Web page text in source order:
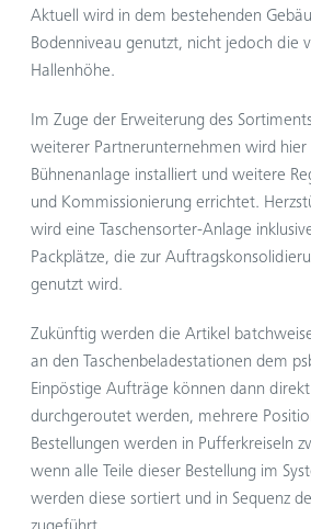
Aktuell wird in dem bestehenden
Bodenniveau genutzt, nicht jedoch die
Hallenhöhe.
Im Zuge der Erweiterung des
weiterer Partnerunternehmen wird hier
Bühnenanlage installiert und weitere
und Kommissionierung errichtet.
wird eine Taschensorter-Anlage
Packplätze, die zur
genutzt wird.
Zukünftig werden die Artikel
an den Taschenbeladestationen dem
Einpöstige Aufträge können dann
durchgeroutet werden, mehrere
Bestellungen werden in Pufferkreiseln
wenn alle Teile dieser Bestellung im
werden diese sortiert und in Sequenz